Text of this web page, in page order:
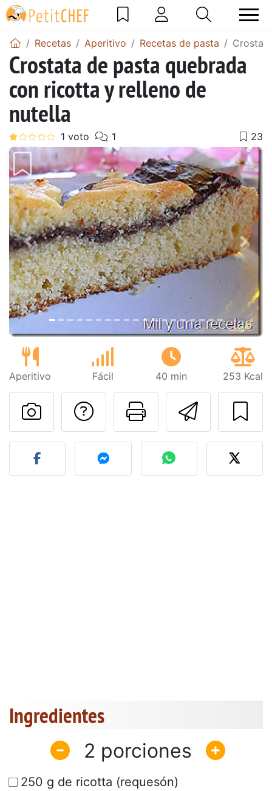
Recetas Aperitivo Recetas de pasta
Crostata de pasta quebrada
con ricotta y relleno de
nutella
Anterior
Aperitivo Fácil 40 min 253 Kcal
Imprimir
Preguntar al autor
Publicar la foto de esta
Ingredientes
2
250 g de ricotta (requesón)